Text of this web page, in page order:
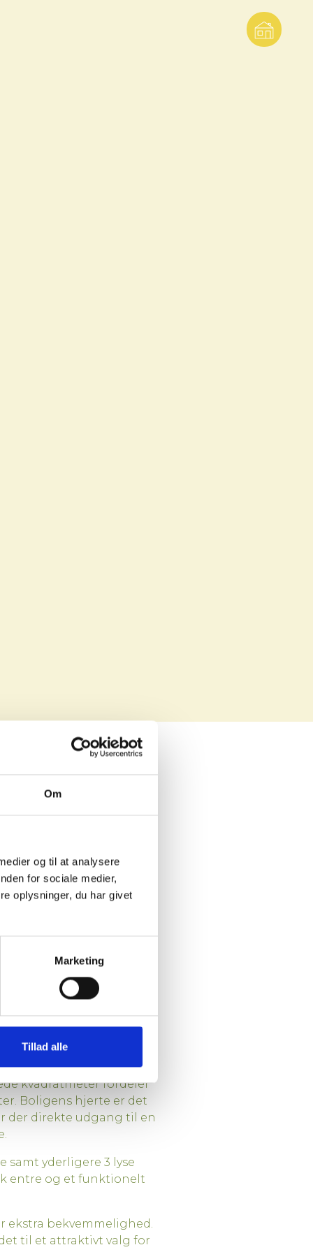
Om
og til at analysere
for sociale medier,
oplysninger, du har givet
Marketing
Tillad alle
Udlejet
kvadratmeter fordeler
Boligens hjerte er det
der direkte udgang til en
yderligere 3 lyse
entre og et funktionelt
bekvemmelighed.
til et attraktivt valg for